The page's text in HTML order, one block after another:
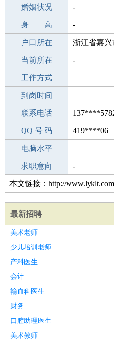
出生年月 1984-01-09
婚姻状况 -
学 历 中学
身 高 -
毕业学校 中学
户口所在 浙江省嘉
所学专业 -
当前所在 -
工作经验
工作方式
驾 照
到岗时间
期望月薪
联系电话
手机号码 137****5782
QQ 号 码 419****06
微信号码
电脑水平
外语水平
求职意向 -
本文链接：http://
最新招聘
美术老师
少儿培训老师
产科医生
会计
输血科医生
财务
口腔助理医生
美术教师